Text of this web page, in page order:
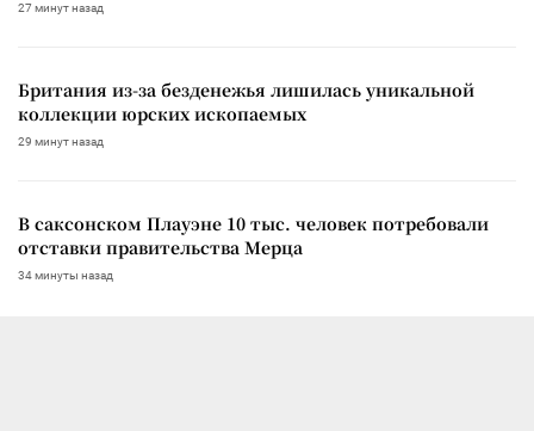
27 минут назад
Британия из-за безденежья лишилась уникальной
коллекции юрских ископаемых
29 минут назад
В саксонском Плауэне 10 тыс. человек потребовали
отставки правительства Мерца
34 минуты назад